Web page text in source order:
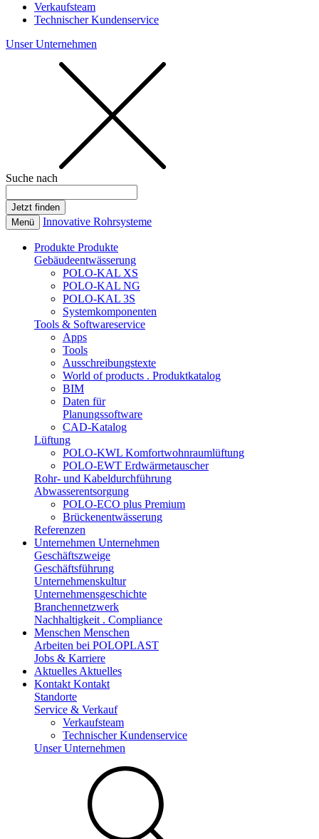
Verkaufsteam
Technischer Kundenservice
Unser Unternehmen
Suche nach
Menü Innovative Rohrsysteme
Produkte Produkte
Gebäudeentwässerung
POLO-KAL XS
POLO-KAL NG
POLO-KAL 3S
Systemkomponenten
Tools & Softwareservice
Apps
Tools
Ausschreibungstexte
World of products . Produktkatalog
BIM
Daten für
Planungssoftware
CAD-Katalog
Lüftung
POLO-KWL Komfortwohnraumlüftung
POLO-EWT Erdwärmetauscher
Rohr- und Kabeldurchführung
Abwasserentsorgung
POLO-ECO plus Premium
Brückenentwässerung
Referenzen
Unternehmen Unternehmen
Geschäftszweige
Geschäftsführung
Unternehmenskultur
Unternehmensgeschichte
Branchennetzwerk
Nachhaltigkeit . Compliance
Menschen Menschen
Arbeiten bei POLOPLAST
Jobs & Karriere
Aktuelles Aktuelles
Kontakt Kontakt
Standorte
Service & Verkauf
Verkaufsteam
Technischer Kundenservice
Unser Unternehmen